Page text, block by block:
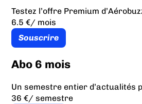
Testez l’offre Premium
6.5 €/ mois
Souscrire
Abo 6 mois
Un semestre entier d’actualités
36 €/ semestre